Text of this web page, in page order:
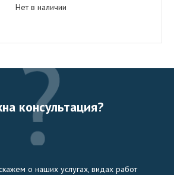
Нет в наличии
консультация?
о наших услугах, видах работ